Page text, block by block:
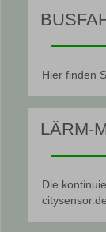
Hier finden
LÄRM-
Die
citysensor.de